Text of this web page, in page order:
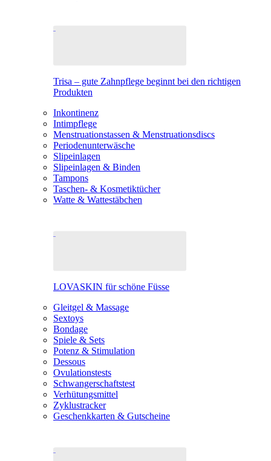
Trisa – gute Zahnpflege beginnt bei den richtigen
Produkten
Inkontinenz
Intimpflege
Menstruationstassen & Menstruationsdiscs
Periodenunterwäsche
Slipeinlagen
Slipeinlagen & Binden
Tampons
Taschen- & Kosmetiktücher
Watte & Wattestäbchen
LOVASKIN für schöne Füsse
Gleitgel & Massage
Sextoys
Bondage
Spiele & Sets
Potenz & Stimulation
Dessous
Ovulationstests
Schwangerschaftstest
Verhütungsmittel
Zyklustracker
Geschenkkarten & Gutscheine